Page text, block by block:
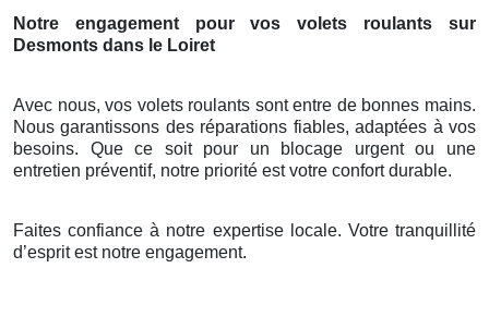
Notre engagement pour vos volets roulants sur
Desmonts dans le Loiret
Avec nous, vos volets roulants sont entre de bonnes mains.
Nous garantissons des réparations fiables, adaptées à vos
besoins. Que ce soit pour un blocage urgent ou une
entretien préventif, notre priorité est votre confort durable.
Faites confiance à notre expertise locale. Votre tranquillité
d’esprit est notre engagement.